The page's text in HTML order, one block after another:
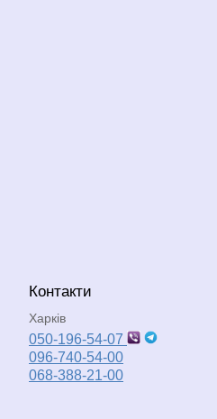
Контакти
Харків
050-196-54-07
096-740-54-00
068-388-21-00